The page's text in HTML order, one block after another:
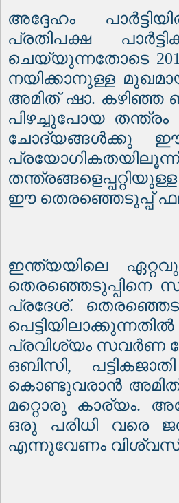
അദ്ദേഹം
പ്രതിപക്ഷ
ചെയ്യുന്നതോടെ
നയിക്കാനുള്ള
അമിത് ഷാ. കഴിഞ്ഞ
പിഴച്ചുപോയ തന്ത്രം
ചോദ്യങ്ങൾക്കു ഈ
ഈ തെരഞ്ഞെടുപ്പ്
ഇന്ത്യയിലെ
തെരഞ്ഞെടുപ്പിനെ
പ്രദേശ്.
പ്രവിശ്യം സവർണ
ഒബിസി,
കൊണ്ടുവരാൻ അമിത്
മറ്റൊരു കാര്യം.
ഒരു പരിധി വരെ
എന്നുവേണം